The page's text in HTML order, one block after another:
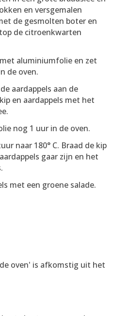
en versgemalen
de gesmolten boter en
de citroenkwarten
aluminiumfolie en zet
de oven.
aardappels aan de
en aardappels met het
nog 1 uur in de oven.
naar 180° C. Braad de kip
gaar zijn en het
met een groene salade.
oven' is afkomstig uit het